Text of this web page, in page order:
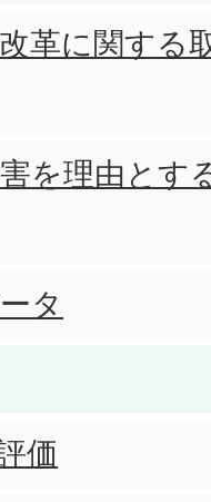
革に関する
を理由とす
タ
価